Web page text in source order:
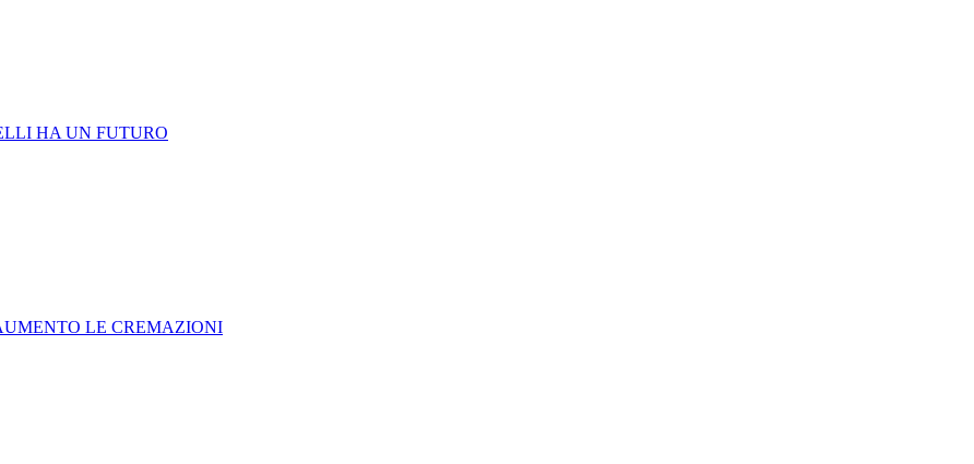
HA UN FUTURO
LE CREMAZIONI